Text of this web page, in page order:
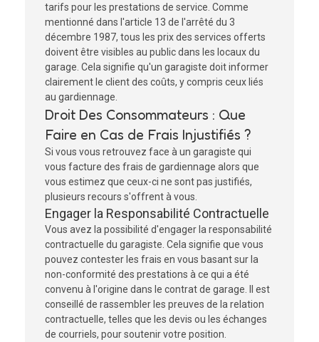
tarifs pour les prestations de service. Comme
mentionné dans l'article 13 de l'arrêté du 3
décembre 1987, tous les prix des services offerts
doivent être visibles au public dans les locaux du
garage. Cela signifie qu'un garagiste doit informer
clairement le client des coûts, y compris ceux liés
au gardiennage.
Droit Des Consommateurs : Que
Faire en Cas de Frais Injustifiés ?
Si vous vous retrouvez face à un garagiste qui
vous facture des frais de gardiennage alors que
vous estimez que ceux-ci ne sont pas justifiés,
plusieurs recours s'offrent à vous.
Engager la Responsabilité Contractuelle
Vous avez la possibilité d'engager la responsabilité
contractuelle du garagiste. Cela signifie que vous
pouvez contester les frais en vous basant sur la
non-conformité des prestations à ce qui a été
convenu à l'origine dans le contrat de garage. Il est
conseillé de rassembler les preuves de la relation
contractuelle, telles que les devis ou les échanges
de courriels, pour soutenir votre position.